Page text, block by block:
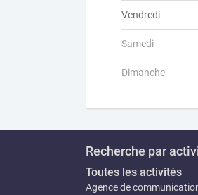
Vendredi
Samedi
Dimanche
Recherche par
Toutes les activités
Agence de